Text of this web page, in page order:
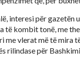
interesi për gazetën
të kombit tonë, me
me vlerat më të mira
rilindase për